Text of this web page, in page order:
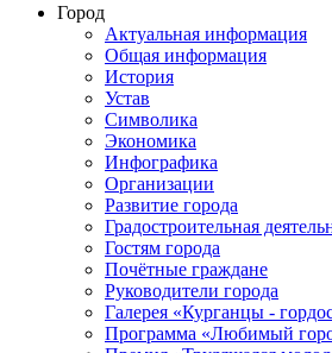
Город
Актуальная информация
Общая информация
История
Устав
Символика
Экономика
Инфографика
Организации
Развитие города
Градостроительная
Гостям города
Почётные граждане
Руководители города
Галерея «Курганцы -
Программа «Любимый